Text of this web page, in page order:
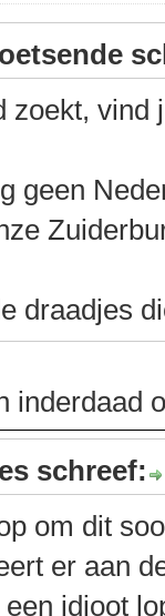
zoekt, vind
geen
draadjes
inderdaad
schreef:
om dit
er aan
idioot